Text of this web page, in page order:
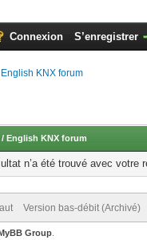
Connexion S’enregistrer
KNX forum
English KNX forum
n’a été trouvé avec
Version bas-débit (Archivé)
Group